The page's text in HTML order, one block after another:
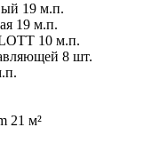
19 м.п.
19 м.п.
10 м.п.
8 шт.
21 м²